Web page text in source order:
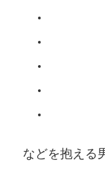
などを抱える